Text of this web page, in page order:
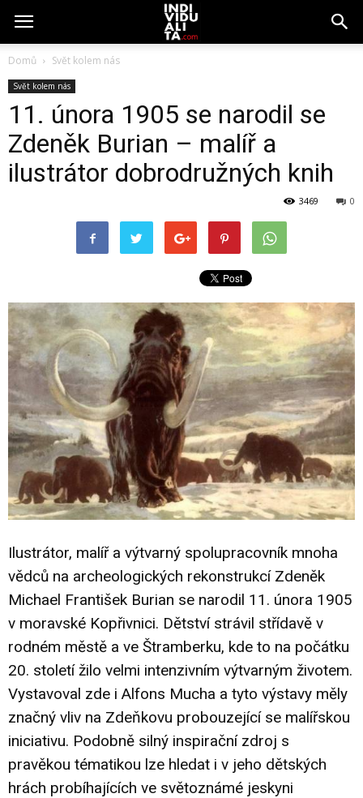
Domů Svět kolem nás
Svět kolem nás
11. února 1905 se narodil se
Zdeněk Burian – malíř a
ilustrátor dobrodružných knih
0
3469
Ilustrátor, malíř a výtvarný spolupracovník mnoha
vědců na archeologických rekonstrukcí Zdeněk
Michael František Burian se narodil 11. února 1905
v moravské Kopřivnici. Dětství strávil střídavě v
rodném městě a ve Štramberku, kde to na počátku
20. století žilo velmi intenzivním výtvarným životem.
Vystavoval zde i Alfons Mucha a tyto výstavy měly
značný vliv na Zdeňkovu probouzející se malířskou
iniciativu. Podobně silný inspirační zdroj s
pravěkou tématikou lze hledat i v jeho dětských
hrách probíhajících ve světoznámé jeskyni